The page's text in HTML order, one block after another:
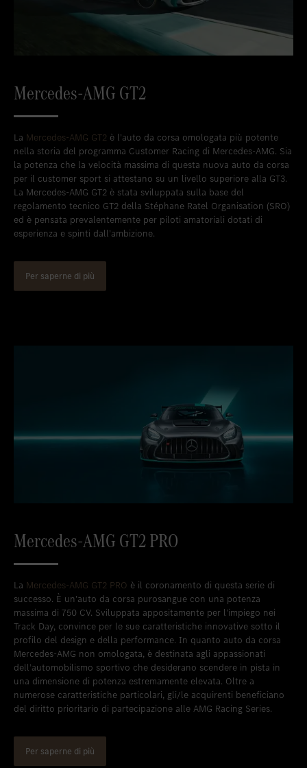
Mercedes-AMG GT2
La Mercedes-AMG GT2 è l’auto da corsa omologata più potente
nella storia del programma Customer Racing di Mercedes-AMG. Sia
la potenza che la velocità massima di questa nuova auto da corsa
per il customer sport si attestano su un livello superiore alla GT3.
La Mercedes-AMG GT2 è stata sviluppata sulla base del
regolamento tecnico GT2 della Stéphane Ratel Organisation (SRO)
ed è pensata prevalentemente per piloti amatoriali dotati di
esperienza e spinti dall’ambizione.
Per saperne di più
Mercedes-AMG GT2 PRO
La Mercedes-AMG GT2 PRO è il coronamento di questa serie di
successo. È un’auto da corsa purosangue con una potenza
massima di 750 CV. Sviluppata appositamente per l’impiego nei
Track Day, convince per le sue caratteristiche innovative sotto il
profilo del design e della performance. In quanto auto da corsa
Mercedes-AMG non omologata, è destinata agli appassionati
dell’automobilismo sportivo che desiderano scendere in pista in
una dimensione di potenza estremamente elevata. Oltre a
numerose caratteristiche particolari, gli/le acquirenti beneficiano
del diritto prioritario di partecipazione alle AMG Racing Series.
Per saperne di più